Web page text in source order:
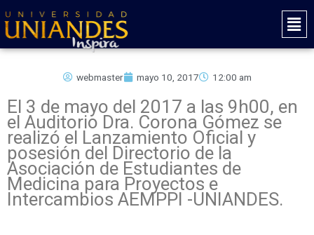
al
contenido
Main
webmaster mayo 10, 2017 12:00 am
El 3 de mayo del 2017 a las 9h00, en
el Auditorio Dra. Corona Gómez se
realizó el Lanzamiento Oficial y
posesión del Directorio de la
Asociación de Estudiantes de
Medicina para Proyectos e
Intercambios AEMPPI -UNIANDES.